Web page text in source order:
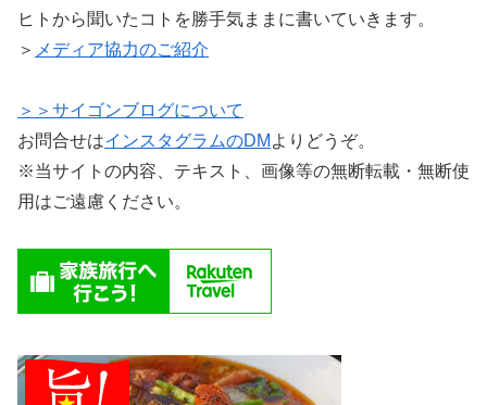
ヒトから聞いたコトを勝手気ままに書いていきます。
＞ メディア協力のご紹介
＞＞サイゴンブログについて
お問合せはインスタグラムのDM よりどうぞ。
※当サイトの内容、テキスト、画像等の無断転載・無断使
用はご遠慮ください。